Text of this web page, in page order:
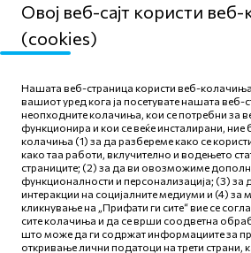
Политика за
Правила и услови
користење
Политика за
Овој веб-сајт користи
(cookies)
Нашата веб-страница користи веб-
вашиот уред кога ја посетувате нашата веб-
неопходните колачиња, кои се потребни за
функционира и кои се веќе инсталирани, ние
колачиња (1) за да разбереме како се
како таа работи, вклучително и водењето
страниците; (2) за да ви овозможиме
функционалности и персонализација; (3) за
интеракции на социјалните медиуми и (4) за
кликнување на „Прифати ги сите“ вие се
сите колачиња и да се врши соодветна
што може да ги содржат информациите за
откривање лични податоци на трети